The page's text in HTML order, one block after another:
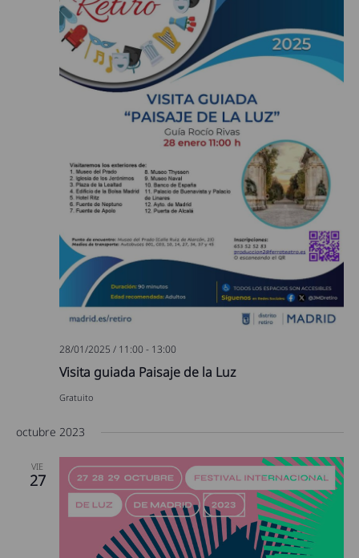
28/01/2025 / 11:00- 13:00
Visita guiada Paisaje de la Luz
Gratuito
octubre 2023
VIE
27